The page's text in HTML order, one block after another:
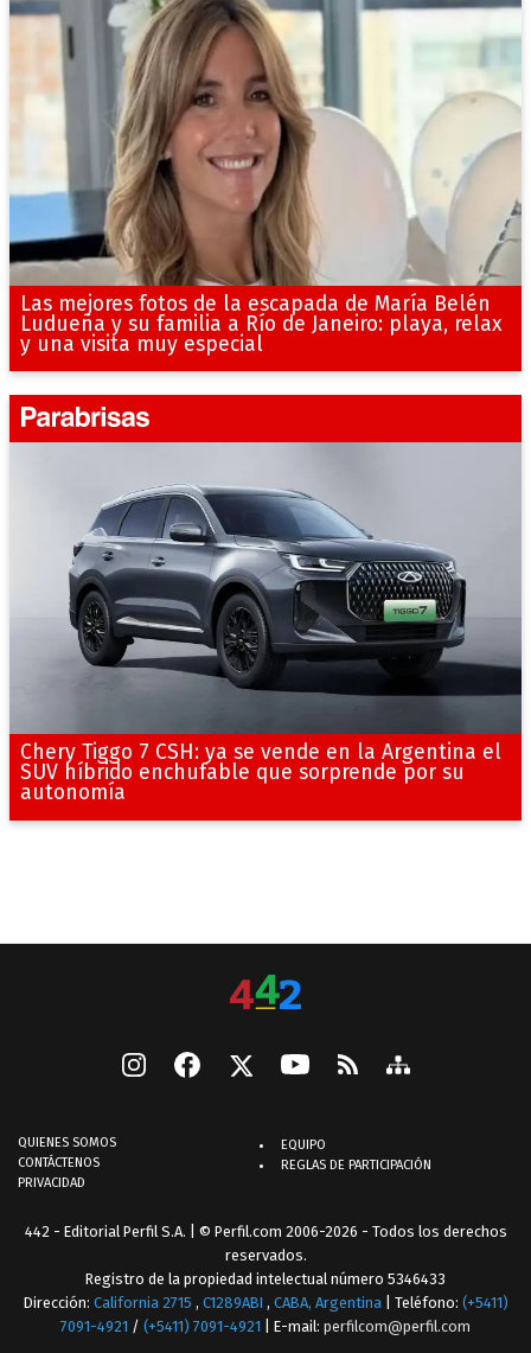
Las mejores fotos de la escapada de María Belén
Ludueña y su familia a Río de Janeiro: playa, relax
y una visita muy especial
Chery Tiggo 7 CSH: ya se vende en la Argentina el
SUV híbrido enchufable que sorprende por su
autonomía
QUIENES SOMOS
CONTÁCTENOS
PRIVACIDAD
EQUIPO
REGLAS DE PARTICIPACIÓN
442 - Editorial Perfil S.A. | © Perfil.com 2006-2026 - Todos los derechos
reservados.
Registro de la propiedad intelectual número 5346433
Dirección: California 2715 , C1289ABI , CABA, Argentina | Teléfono: (+5411)
7091-4921 / (+5411) 7091-4921 | E-mail: perfilcom@perfil.com